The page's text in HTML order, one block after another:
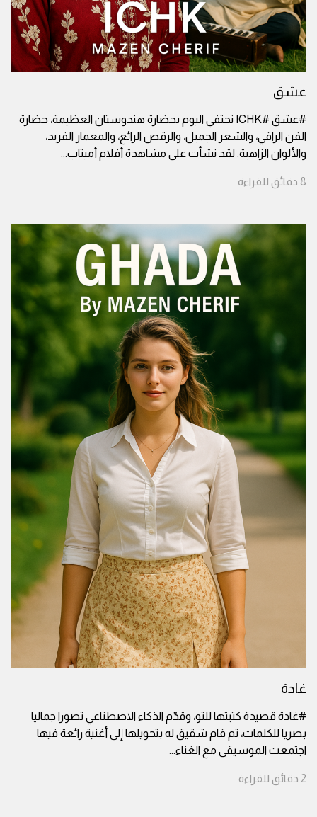
عشق
#عشق #ICHK نحتفي اليوم بحضارة هندوستان العظيمة، حضارة
الفن الراقي، والشعر الجميل، والرقص الرائع، والمعمار الفريد،
والألوان الزاهية. لقد نشأت على مشاهدة أفلام أميتاب...
8 دقائق للقراءة
غادة
#غادة قصيدة كتبتها للتو، وقدّم الذكاء الاصطناعي تصورا جماليا
بصريا للكلمات، ثم قام شقيق له بتحويلها إلى أغنية رائعة فيها
اجتمعت الموسيقى مع الغناء...
2 دقائق للقراءة